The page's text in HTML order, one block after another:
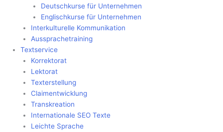
Deutschkurse für Unternehmen
Englischkurse für Unternehmen
Interkulturelle Kommunikation
Aussprachetraining
Textservice
Korrektorat
Lektorat
Texterstellung
Claimentwicklung
Transkreation
Internationale SEO Texte
Leichte Sprache